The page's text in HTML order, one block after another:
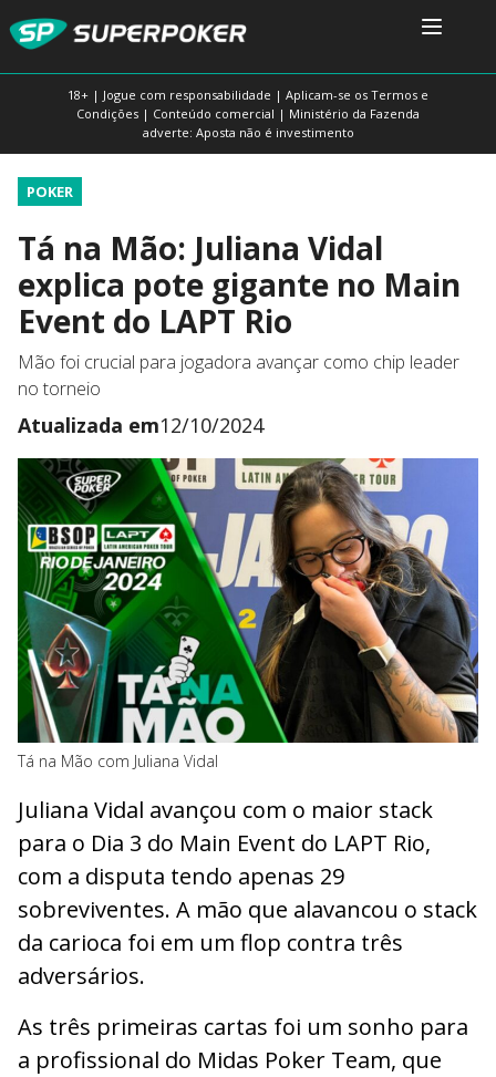
18+ | Jogue com responsabilidade | Aplicam-se os Termos e
Condições | Conteúdo comercial | Ministério da Fazenda
adverte: Aposta não é investimento
POKER
Tá na Mão: Juliana Vidal
explica pote gigante no Main
Event do LAPT Rio
Mão foi crucial para jogadora avançar como chip leader
no torneio
Atualizada em12/10/2024
Tá na Mão com Juliana Vidal
Juliana Vidal avançou com o maior stack
para o Dia 3 do Main Event do LAPT Rio,
com a disputa tendo apenas 29
sobreviventes. A mão que alavancou o stack
da carioca foi em um flop contra três
adversários.
As três primeiras cartas foi um sonho para
a profissional do Midas Poker Team, que